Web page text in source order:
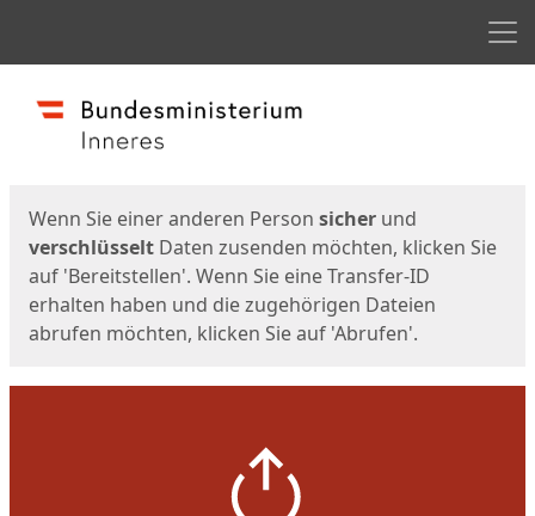
Start
Wenn Sie einer anderen Person sicher und
verschlüsselt Daten zusenden möchten, klicken Sie
auf 'Bereitstellen'. Wenn Sie eine Transfer-ID
erhalten haben und die zugehörigen Dateien
abrufen möchten, klicken Sie auf 'Abrufen'.